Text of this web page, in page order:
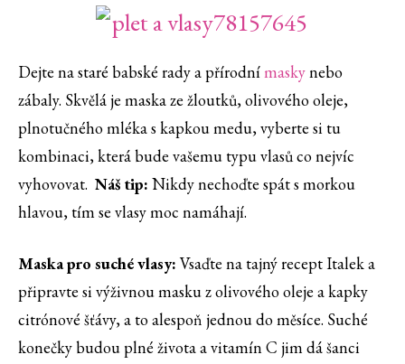
Dejte na staré babské rady a přírodnímaskynebo
zábaly. Skvělá je maska ze žloutků, olivového oleje,
plnotučného mléka s kapkou medu, vyberte si tu
kombinaci, která bude vašemu typu vlasů co nejvíc
vyhovovat. Náš tip: Nikdy nechoďte spát s morkou
hlavou, tím se vlasy moc namáhají.
Maska pro suché vlasy:Vsaďte na tajný recept Italek a
připravte si výživnou masku z olivového oleje a kapky
citrónové šťávy, a to alespoň jednou do měsíce. Suché
konečky budou plné života a vitamín C jim dá šanci